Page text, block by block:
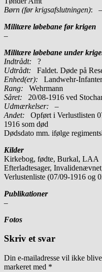
Børn (før krigsafslutningen): –
Militære løbebane før krigen
–
Militære løbebane under
Indtrådt: ?
Udtrådt: Faldet. Døde på
Enhed(er):
Landwehr-
Rang:
Wehrmann
Såret: 20/08-1916 ved
Udmærkelser: –
Andet: Opført i Verlustlisten
1916 som død
Dødsdato mm. ifølge
Kilder
Kirkebog, fødte, Burkal, LAA
Efterladtesager,
Verlustenliste (07/09-1916 og
Publikationer
–
Fotos
Skriv et svar
Din e-mailadresse vil ikke
markeret med *